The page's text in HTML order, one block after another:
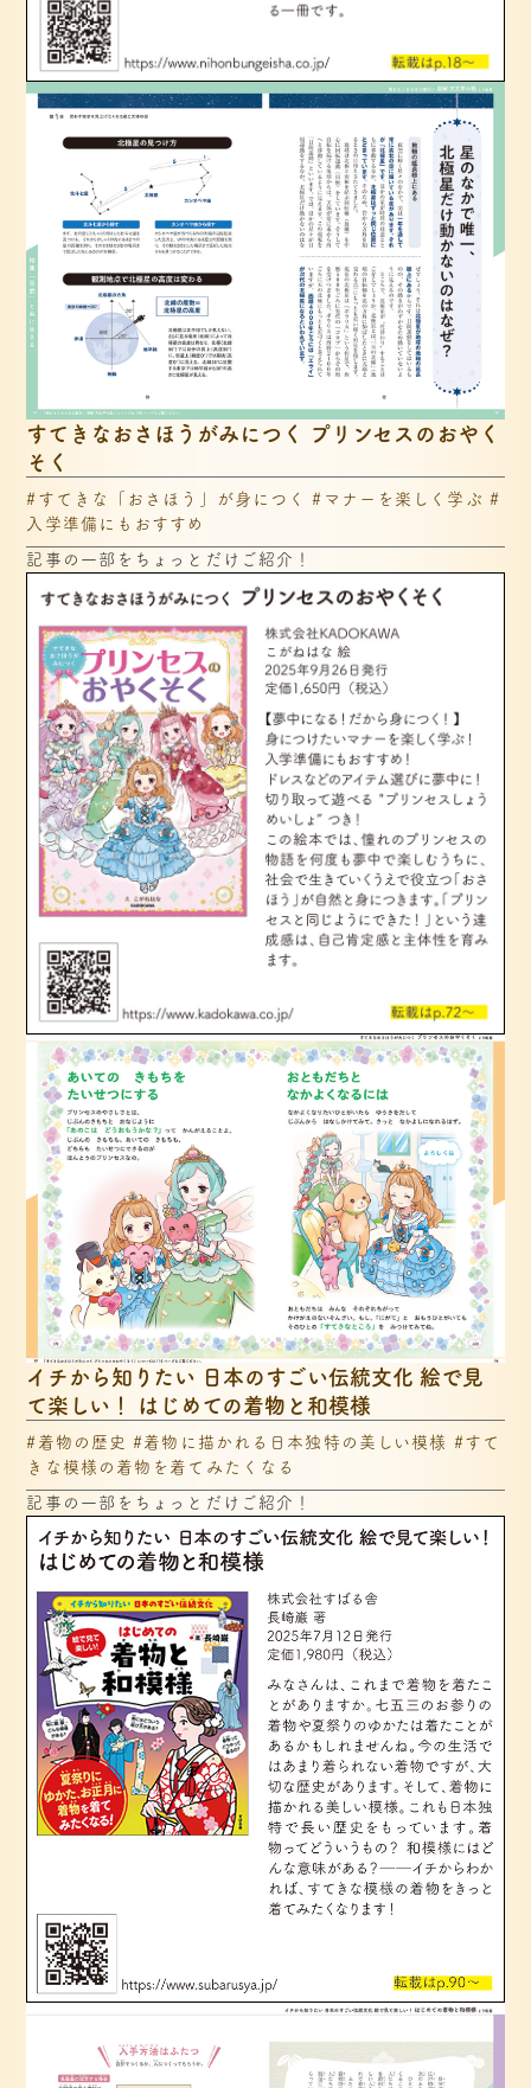
すてきなおさほうがみにつく プリンセスのおやく
そく
#すてきな「おさほう」が身につく #マナーを楽しく学ぶ #
入学準備にもおすすめ
記事の一部をちょっとだけご紹介！
イチから知りたい 日本のすごい伝統文化 絵で見
て楽しい！ はじめての着物と和模様
#着物の歴史 #着物に描かれる日本独特の美しい模様 #すて
きな模様の着物を着てみたくなる
記事の一部をちょっとだけご紹介！